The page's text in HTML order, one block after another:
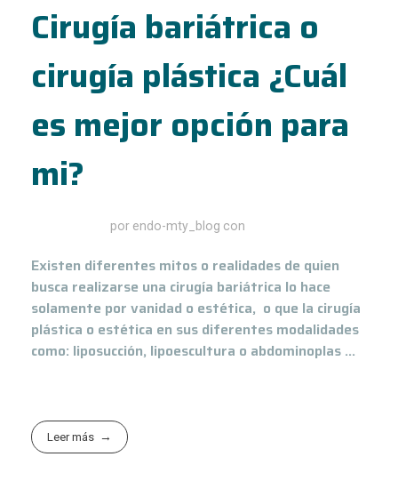
Cirugía bariátrica o
cirugía plástica ¿Cuál
es mejor opción para
mi?
por endo-mty_blog con
Existen diferentes mitos o realidades de quien
busca realizarse una cirugía bariátrica lo hace
solamente por vanidad o estética, o que la cirugía
plástica o estética en sus diferentes modalidades
como: liposucción, lipoescultura o abdominoplas ...
Leer más